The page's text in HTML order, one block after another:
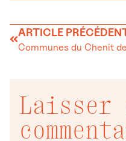
ARTICLE
Laisser